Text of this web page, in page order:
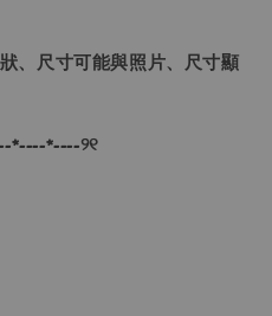
、尺寸可能與照片、尺寸顯
*----*----୨୧